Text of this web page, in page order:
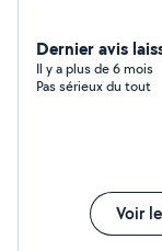
Dernier avis
Il y a plus de 6 mois
Pas sérieux du tout
Voir